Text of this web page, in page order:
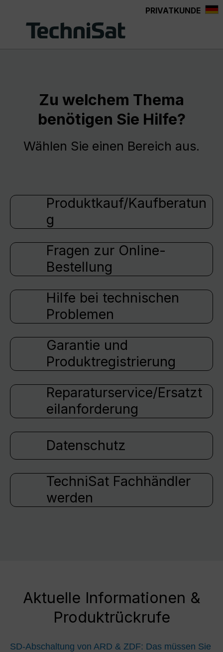
PRIVATKUNDE
Zu welchem Thema
benötigen Sie Hilfe?
Wählen Sie einen Bereich aus.
Produktkauf/Kaufberatun
g
Fragen zur Online-
Bestellung
Hilfe bei technischen
Problemen
Garantie und
Produktregistrierung
Reparaturservice/Ersatzt
eilanforderung
Datenschutz
TechniSat Fachhändler
werden
Aktuelle Informationen &
Produktrückrufe
SD-Abschaltung von ARD & ZDF: Das müssen Sie